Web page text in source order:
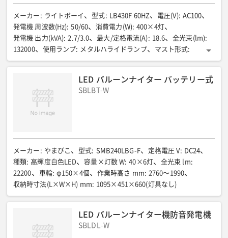
メーカー : ライトボーイ 型式: LB430F 60HZ 電圧(V): AC100
発電機 周波数(Hz): 50/60 消費電力(W): 400×4灯
発電機 出力(kVA): 2.7/3.0 最大/定格電流(A): 18.6 全光束(lm):
132000
使用ランプ: メタルハライドランプ マスト形式:
伸縮3段式(ワイヤー切マスト落下防止安全ストッパー付)
全体寸法〈操作時〉全幅(mm): 1600
全体寸法〈操作時〉全高(mm) : 2060-4160
全体寸法〈格納時〉全幅(mm)
LED バルーンナイター バッテリー式
SBLBT-W
メーカー : やまびこ 型式: SMB240LBG-F 定格電圧 V: DC24
種類: 高輝度白色LED 容量×灯数 W: 40×6灯 全光束 lm:
22200
車輪: φ150×4個 作業時高さ mm: 2760〜1990
収納時寸法(L×W×H) mm: 1095×451×660(灯具なし)
LED バルーンナイター機防音発電機
SBLDL-W